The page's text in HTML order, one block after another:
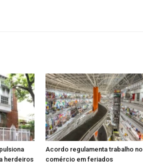
herdeiros
Acordo regulamenta trabalho no
comércio em feriados